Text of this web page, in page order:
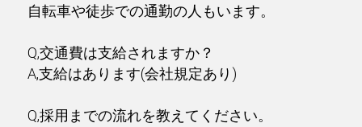
自転車や徒歩での通勤の人もいます。
Q,交通費は支給されますか？
A,支給はあります(会社規定あり)
Q,採用までの流れを教えてください。